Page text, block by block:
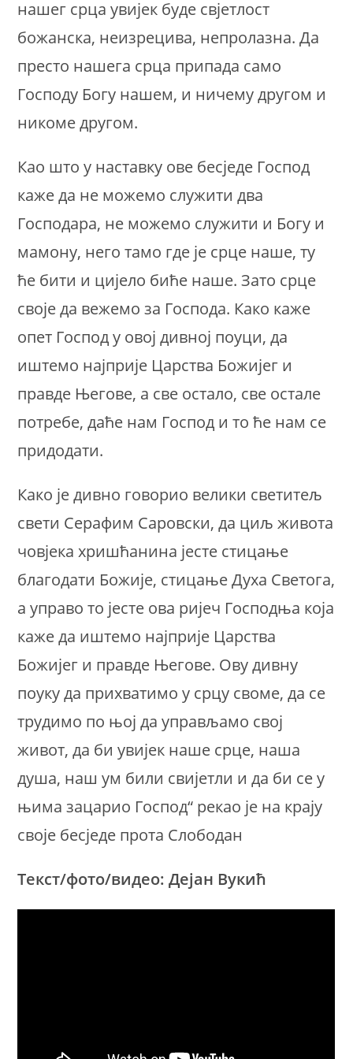
нашег срца увијек буде свјетлост
божанска, неизрецива, непролазна. Да
престо нашега срца припада само
Господу Богу нашем, и ничему другом и
никоме другом.
Као што у наставку ове бесједе Господ
каже да не можемо служити два
Господара, не можемо служити и Богу и
мамону, него тамо где је срце наше, ту
ће бити и цијело биће наше. Зато срце
своје да вежемо за Господа. Како каже
опет Господ у овој дивној поуци, да
иштемо најприје Царства Божијег и
правде Његове, а све остало, све остале
потребе, даће нам Господ и то ће нам се
придодати.
Како је дивно говорио велики светитељ
свети Серафим Саровски, да циљ живота
човјека хришћанина јесте стицање
благодати Божије, стицање Духа Светога,
а управо то јесте ова ријеч Господња која
каже да иштемо најприје Царства
Божијег и правде Његове. Ову дивну
поуку да прихватимо у срцу своме, да се
трудимо по њој да управљамо свој
живот, да би увијек наше срце, наша
душа, наш ум били свијетли и да би се у
њима зацарио Господ“ рекао је на крају
своје бесједе прота Слободан
Текст/фото/видео: Дејан Вукић